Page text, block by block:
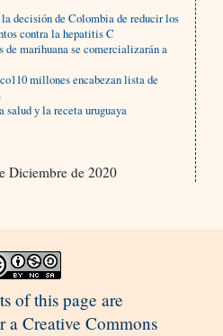
decisión de Colombia de reducir los
contra la hepatitis C
marihuana se comercializarán a
millones encabezan lista de
salud y la receta uruguaya
Diciembre de 2020
of this page are
a Creative Commons